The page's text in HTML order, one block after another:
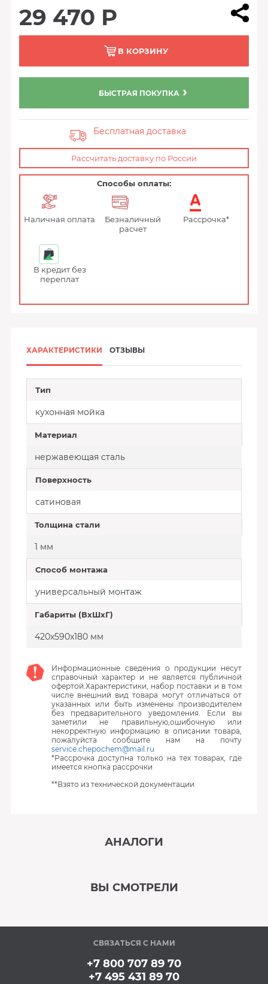
29 470 Р
В КОРЗИНУ
БЫСТРАЯ ПОКУПКА
Бесплатная доставка
Рассчитать доставку по России
Способы оплаты:
Наличная оплата
Безналичный
расчет
Рассрочка*
В кредит без
переплат
ХАРАКТЕРИСТИКИ ОТЗЫВЫ
Тип
кухонная мойка
Материал
нержавеющая сталь
Поверхность
сатиновая
Толщина стали
1 мм
Способ монтажа
универсальный монтаж
Габариты (ВхШхГ)
420х590х180 мм
Информационные сведения о продукции несут
справочный характер и не является публичной
офертой.Характеристики, набор поставки и в том
числе внешний вид товара могут отличаться от
указанных или быть изменены производителем
без предварительного уведомления. Если вы
заметили не правильную,ошибочную или
некорректную информацию в описании товара,
пожалуйста сообщите нам на почту
service.chepochem@mail.ru
*Рассрочка доступна только на тех товарах, где
имеется кнопка рассрочки
**Взято из технической документации
АНАЛОГИ
ВЫ СМОТРЕЛИ
В наличии
СВЯЗАТЬСЯ С НАМИ
+7 800 707 89 70
+7 495 431 89 70